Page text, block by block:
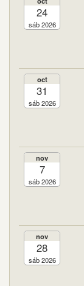
24
sáb 2026
oct
31
sáb 2026
nov
7
sáb 2026
nov
28
sáb 2026